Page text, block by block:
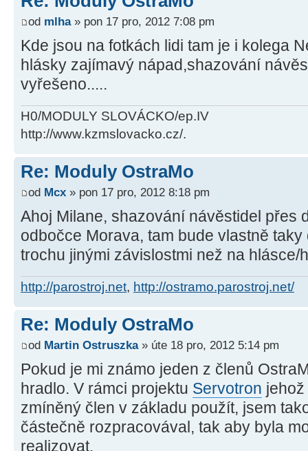
od mlha» pon 17 pro, 2012 7:08 pm
Kde jsou na fotkách lidi tam je i kolega
hlásky zajímavý nápad,shazování
vyřešeno.....
H0/MODULY SLOVÁCKO/ep.IV
http://www.kzmslovacko.cz/.
Re: Moduly OstraMo
od Mcx » pon 17 pro, 2012 8:18 pm
Ahoj Milane, shazování návěstidel přes
odbočce Morava, tam bude vlastně
trochu jinými závislostmi než na hlásce/
http://parostroj.net, http://ostramo.parostroj.net/
Re: Moduly OstraMo
od Martin Ostruszka» úte 18 pro, 2012 5:14 pm
Pokud je mi známo jeden z členů
hradlo. V rámci projektu Servotron
zmíněný člen v základu použít, jsem
částečně rozpracovával, tak aby byla
realizovat.